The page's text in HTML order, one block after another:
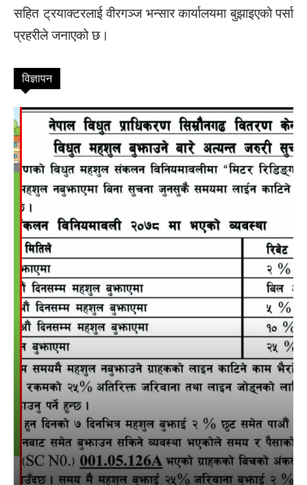
सहित ट्रयाक्टरलाई वीरगञ्ज भन्सार कार्यालयमा बुझाइएको पर्सा
प्रहरीले जनाएको छ।
विज्ञापन